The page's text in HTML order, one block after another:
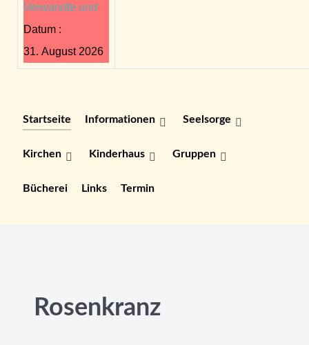
Verwandte und
Datum :
31. August 2026
Startseite Informationen Seelsorge
Kirchen Kinderhaus Gruppen
Bücherei Links Termin
Rosenkranz